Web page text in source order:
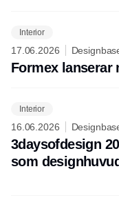
Interior
17.06.2026
Formex lanserar
Interior
16.06.2026
3daysofdesign
som